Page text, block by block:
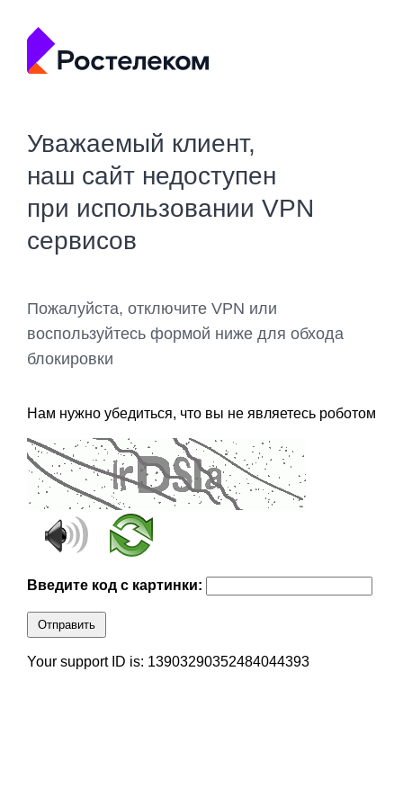
Уважаемый клиент,
наш сайт недоступен
при использовании VPN
сервисов
Пожалуйста, отключите VPN или
воспользуйтесь формой ниже для обхода
блокировки
Нам нужно убедиться, что вы не являетесь роботом
Введите код с картинки:
Отправить
Your support ID is: 13903290352484044393